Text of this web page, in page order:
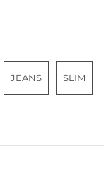
JEANS SLIM